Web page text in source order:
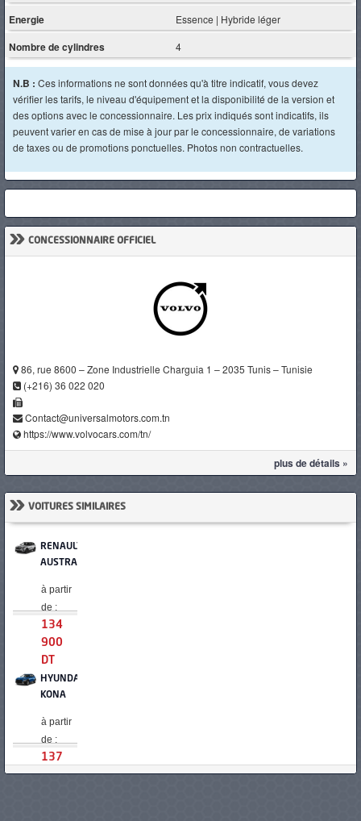
Energie Essence | Hybride léger
Nombre de cylindres 4
N.B : Ces informations ne sont données qu'à titre indicatif, vous devez
vérifier les tarifs, le niveau d'équipement et la disponibilité de la version et
des options avec le concessionnaire. Les prix indiqués sont indicatifs, ils
peuvent varier en cas de mise à jour par le concessionnaire, de variations
de taxes ou de promotions ponctuelles. Photos non contractuelles.
» CONCESSIONNAIRE OFFICIEL
86, rue 8600 – Zone Industrielle Charguia 1 – 2035 Tunis – Tunisie
(+216) 36 022 020
Contact@universalmotors.com.tn
https://www.volvocars.com/tn/
plus de détails »
» VOITURES SIMILAIRES
RENAULT
AUSTRAL
à partir
de :
134
900
DT
HYUNDAI
KONA
à partir
de :
137
000